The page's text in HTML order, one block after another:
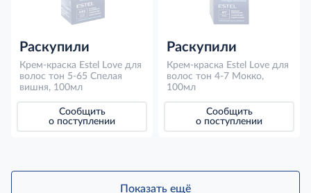
Раскупили
Крем-краска Estel Love для
волос тон 5-65 Спелая
вишня, 100мл
Сообщить
о поступлении
Раскупили
Крем-краска Estel Love для
волос тон 4-7 Мокко,
100мл
Сообщить
о поступлении
Показать ещё